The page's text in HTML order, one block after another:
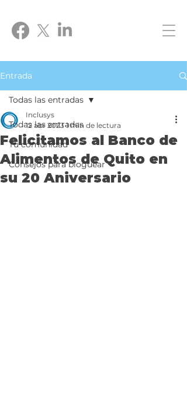
Entrada
Todas las entradas
Tu comunidad
Consejos para bloguear
Todas las entradas
Felicitamos al Banco de
Alimentos de Quito en
su 20 Aniversario
Inclusys
12 abr 2023 1 min de lectura